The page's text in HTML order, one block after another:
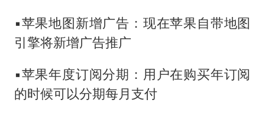
▪️苹果地图新增广告：现在苹果自带地图
引擎将新增广告推广
▪️苹果年度订阅分期：用户在购买年订阅
的时候可以分期每月支付